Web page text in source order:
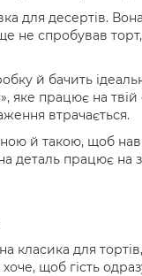
для десертів.
не спробував
й бачить
яке працює на
втрачається.
й такою, щоб
деталь працює на
класика для тортів,
хоче, щоб гість